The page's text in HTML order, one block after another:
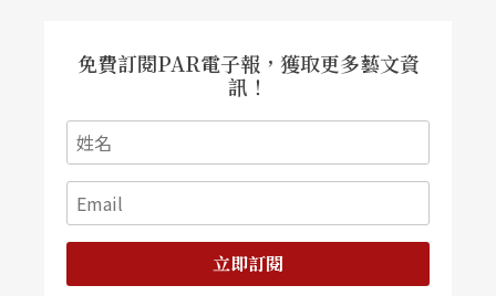
聞片、紀錄片、軍教片、劇情長片。 1995年國立
國光劇團成團，貢敏應邀出任藝術總監，推動創作
演出台灣題材的新編京劇，即後來合稱《京劇臺灣
擊樂藝術於世界的發展，目前有超過六千名會員，
在全美國設有50個分會，美國以外地區也有28個分
免費訂閱PAR電子報，獲取更多藝文資
訊！
立即訂閱